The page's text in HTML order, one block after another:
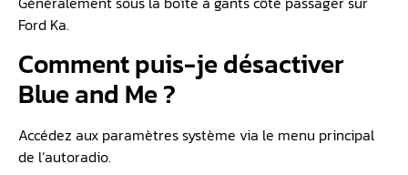
Ford Ka.
Comment puis-je désactiver
Blue and Me ?
Accédez aux paramètres système via le menu principal
de l’autoradio.